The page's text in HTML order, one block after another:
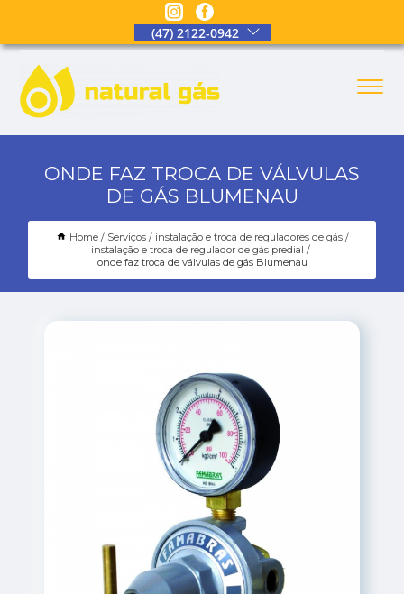
(47) 2122-0942
ONDE FAZ TROCA DE VÁLVULAS
DE GÁS BLUMENAU
Home Serviços
instalação e troca de reguladores de gás
instalação e troca de regulador de gás predial
onde faz troca de válvulas de gás Blumenau